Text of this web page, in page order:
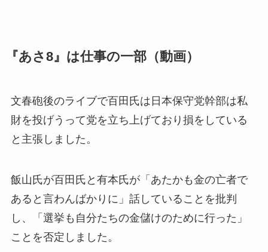
『あさ8』は仕事の一部（動画）
文春砲後のライブで百田氏は日本保守党幹部は私
財を投げうって党を立ち上げており損をしている
と主張しました。
飯山氏が百田氏と有本氏が「あたかも金の亡者で
あると言わんばかりに」話していることを批判
し、「選挙も自分たちの金儲けのために行った」
ことを否定しました。